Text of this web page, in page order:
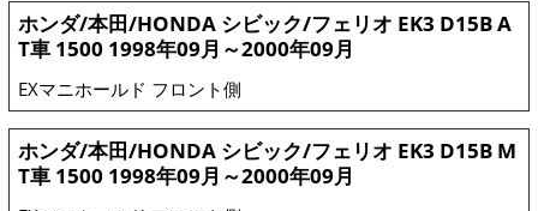
ホンダ/本田/HONDA シビック/フェリオ EK3 D15B A
T車 1500 1998年09月～2000年09月
EXマニホールド フロント側
ホンダ/本田/HONDA シビック/フェリオ EK3 D15B M
T車 1500 1998年09月～2000年09月